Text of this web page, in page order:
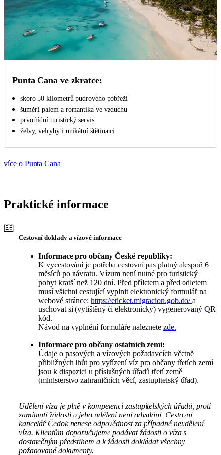
Punta Cana ve zkratce:
skoro 50 kilometrů pudrového pobřeží
šumění palem a romantika ve vzduchu
prvotřídní turistický servis
želvy, velryby i unikátní štětinatci
více o Punta Cana
Praktické informace
Cestovní doklady a vízové informace
Informace pro občany České republiky:
K vycestování je potřeba cestovní pas platný alespoň 6
měsíců po návratu. Vízum není nutné pro turistický
pobyt kratší než 120 dní. Před příletem a před odletem
musí všichni cestující vyplnit elektronický formulář na
webové stránce: https://eticket.migracion.gob.do/a
uschovat si (vytištěný či elektronicky) vygenerovaný QR
kód.
Návod na vyplnění formuláře naleznete zde.
Informace pro občany ostatních zemí:
Údaje o pasových a vízových požadavcích včetně
přibližných lhůt pro vyřízení víz pro občany třetích zemí
jsou k dispozici u příslušných úřadů třetí země
(ministerstvo zahraničních věcí, zastupitelský úřad).
Udělení víza je plně v kompetenci zastupitelských úřadů, proti
zamítnutí žádosti o jeho udělení není odvolání. Cestovní
kancelář Čedok nenese odpovědnost za případné neudělení
víza. Klientům doporučujeme podávat žádosti o víza s
dostatečným předstihem a k žádosti dokládat všechny
požadované dokumenty.